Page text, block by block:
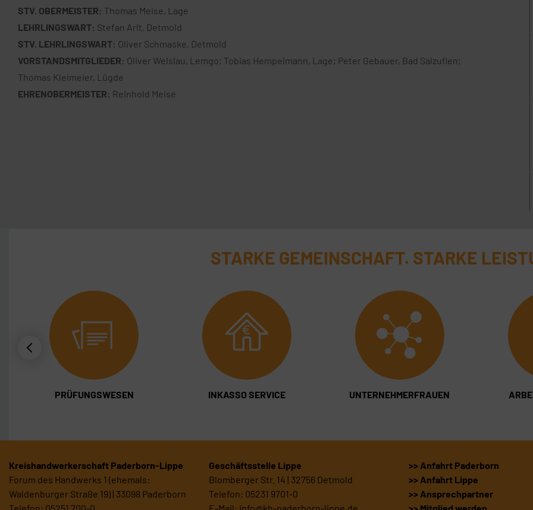
STV. OBERMEISTER: Thomas Meise, Lage
LEHRLINGSWART: Stefan Arlt, Detmold
STV. LEHRLINGSWART: Oliver Schmaske, Detmold
VORSTANDSMITGLIEDER: Oliver Welslau, Lemgo; Tobias Hempelmann, Lage; Peter Gebauer, Bad Salzuflen;
Thomas Kleimeier, Lügde
EHRENOBERMEISTER: Reinhold Meise
STARKE GEMEINSCHAFT. STARKE
PRÜFUNGSWESEN INKASSO SERVICE UNTERNEHMERFRAUEN
Kreishandwerkerschaft Paderborn-Lippe
Forum des Handwerks 1 (ehemals:
Waldenburger Straße 19) | 33098 Paderborn
Geschäftsstelle Lippe
Blomberger Str. 14 | 32756 Detmold
Telefon: 05231 9701-0
>> Anfahrt Paderborn
>> Anfahrt Lippe
>> Ansprechpartner